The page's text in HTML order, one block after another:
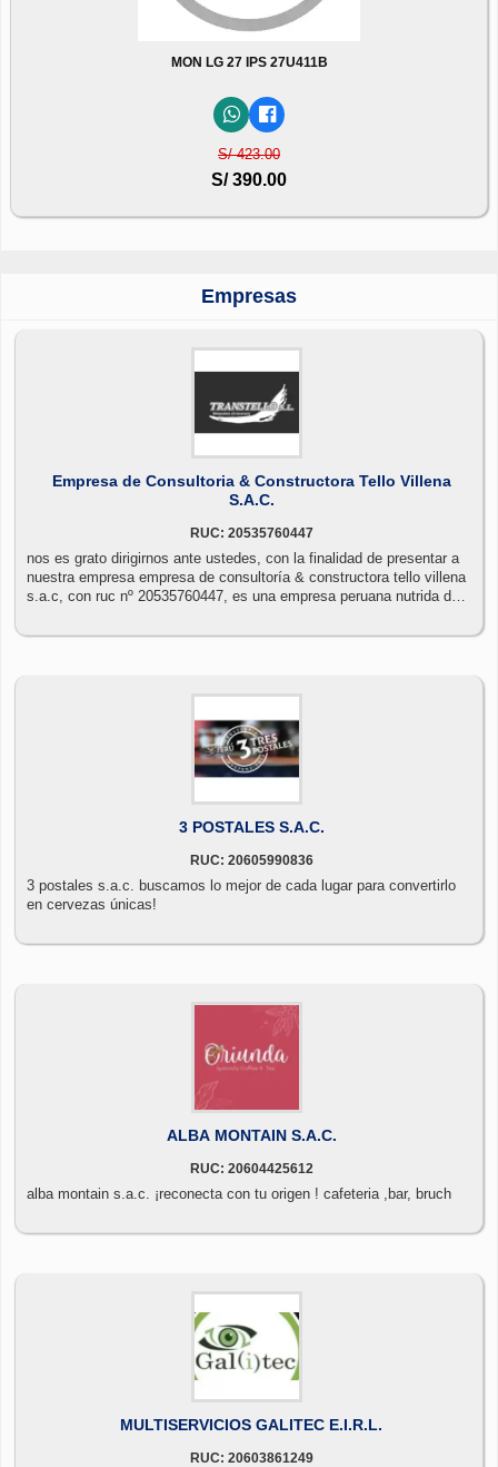
MON LG 27 IPS 27U411B
S/ 423.00
S/ 390.00
Empresas
Empresa de Consultoria & Constructora Tello Villena
S.A.C.
RUC: 20535760447
nos es grato dirigirnos ante ustedes, con la finalidad de presentar a
nuestra empresa empresa de consultoría & constructora tello villena
s.a.c, con ruc nº 20535760447, es una empresa peruana nutrida de
colaboradores, quienes vienen brindando servicios de ejecutando
3 POSTALES S.A.C.
RUC: 20605990836
3 postales s.a.c. buscamos lo mejor de cada lugar para convertirlo
en cervezas únicas!
ALBA MONTAIN S.A.C.
RUC: 20604425612
alba montain s.a.c. ¡reconecta con tu origen ! cafeteria ,bar, bruch
MULTISERVICIOS GALITEC E.I.R.L.
RUC: 20603861249